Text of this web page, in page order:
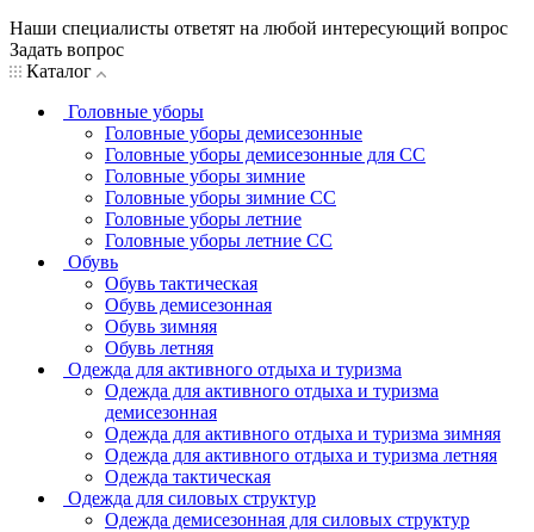
Наши специалисты ответят на любой интересующий вопрос
Задать вопрос
Каталог
Головные уборы
Головные уборы демисезонные
Головные уборы демисезонные для СС
Головные уборы зимние
Головные уборы зимние СС
Головные уборы летние
Головные уборы летние СС
Обувь
Обувь тактическая
Обувь демисезонная
Обувь зимняя
Обувь летняя
Одежда для активного отдыха и туризма
Одежда для активного отдыха и туризма
демисезонная
Одежда для активного отдыха и туризма зимняя
Одежда для активного отдыха и туризма летняя
Одежда тактическая
Одежда для силовых структур
Одежда демисезонная для силовых структур